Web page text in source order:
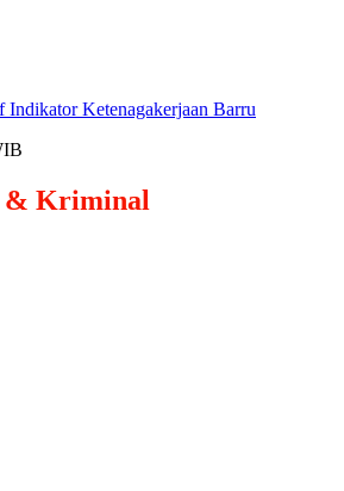
Ketenagakerjaan Barru
& Kriminal